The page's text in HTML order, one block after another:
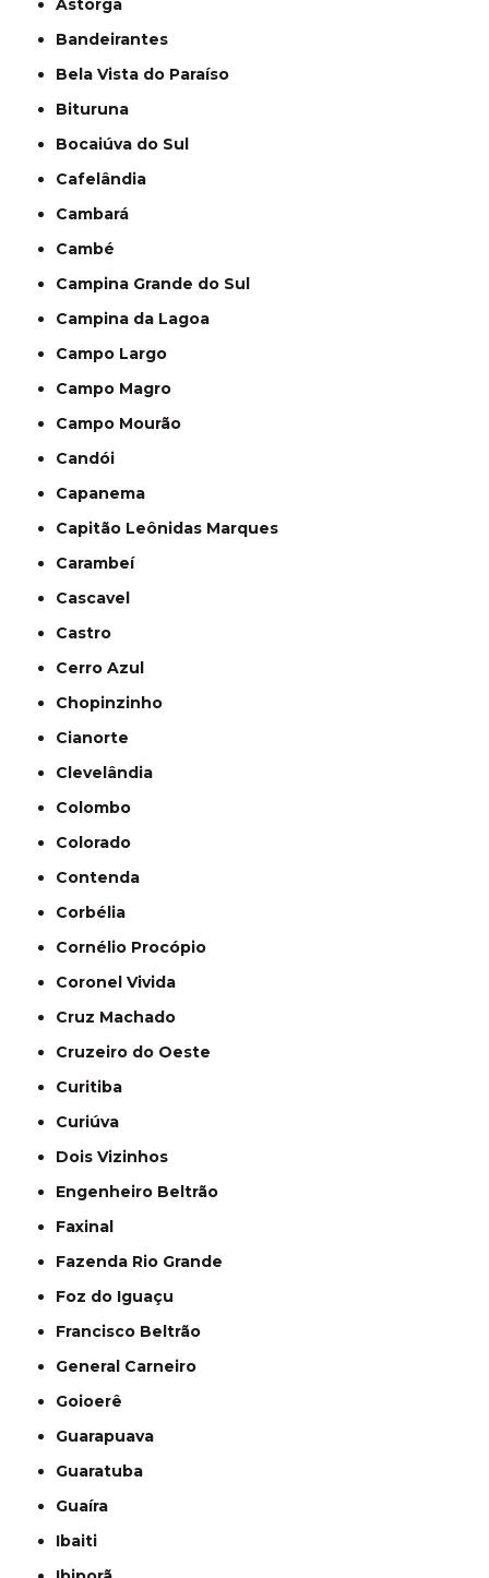
Astorga
Bandeirantes
Bela Vista do Paraíso
Bituruna
Bocaiúva do Sul
Cafelândia
Cambará
Cambé
Campina Grande do Sul
Campina da Lagoa
Campo Largo
Campo Magro
Campo Mourão
Candói
Capanema
Capitão Leônidas Marques
Carambeí
Cascavel
Castro
Cerro Azul
Chopinzinho
Cianorte
Clevelândia
Colombo
Colorado
Contenda
Corbélia
Cornélio Procópio
Coronel Vivida
Cruz Machado
Cruzeiro do Oeste
Curitiba
Curiúva
Dois Vizinhos
Engenheiro Beltrão
Faxinal
Fazenda Rio Grande
Foz do Iguaçu
Francisco Beltrão
General Carneiro
Goioerê
Guarapuava
Guaratuba
Guaíra
Ibaiti